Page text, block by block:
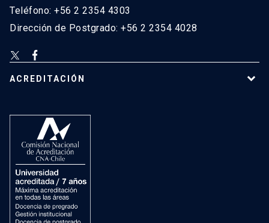
Teléfono: +56 2 2354 4303
Dirección de Postgrado: +56 2 2354 4028
ACREDITACIÓN